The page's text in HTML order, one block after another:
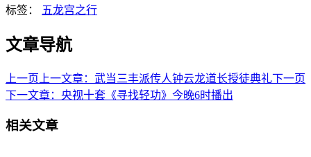
标签：
五龙宫之行
文章导航
上一页 上一文章： 武当三丰派传人钟云龙道长授徒典礼下一页
下一文章： 央视十套《寻找轻功》今晚6时播出
相关文章